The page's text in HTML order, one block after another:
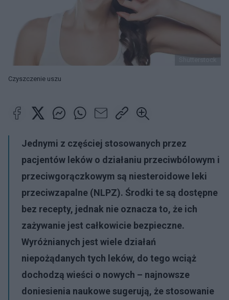
Shutterstock
Czyszczenie uszu
Jednymi z częściej stosowanych przez
pacjentów leków o działaniu przeciwbólowym i
przeciwgorączkowym są niesteroidowe leki
przeciwzapalne (NLPZ). Środki te są dostępne
bez recepty, jednak nie oznacza to, że ich
zażywanie jest całkowicie bezpieczne.
Wyróżnianych jest wiele działań
niepożądanych tych leków, do tego wciąż
dochodzą wieści o nowych – najnowsze
doniesienia naukowe sugerują, że stosowanie